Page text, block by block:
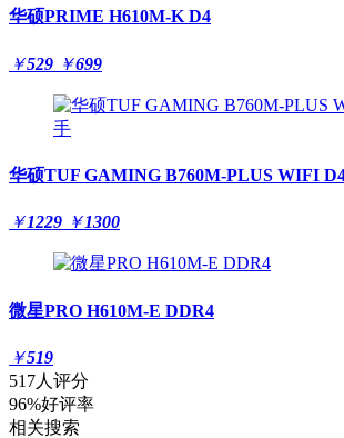
华硕PRIME H610M-K D4
￥529 ￥699
华硕TUF GAMING B760M-PLUS WIFI
￥1229 ￥1300
微星PRO H610M-E DDR4
￥519
517人评分
96%好评率
相关搜索